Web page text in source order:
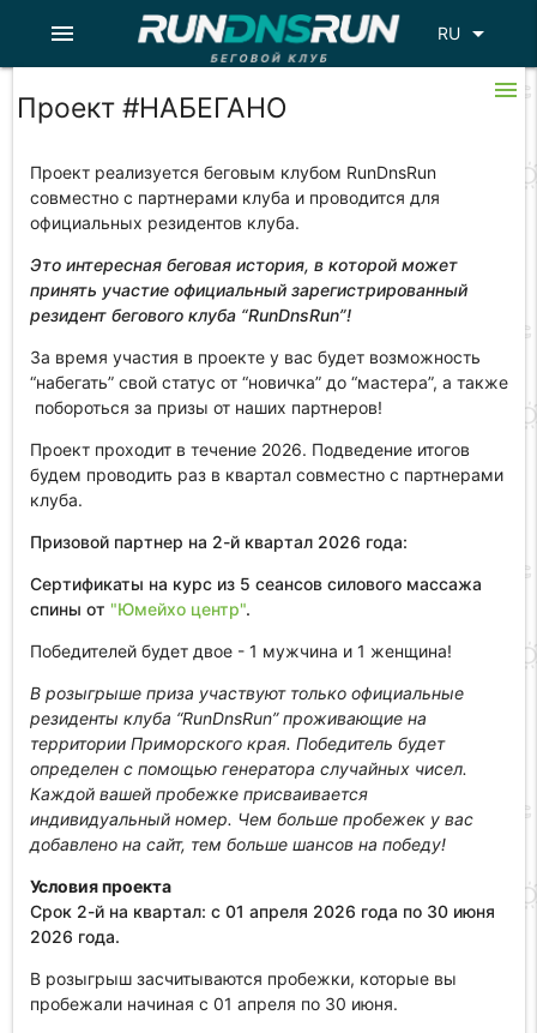
RU arrow_drop_down
menu
Проект #НАБЕГАНО
menu
Проект реализуется беговым клубом RunDnsRun
совместно с партнерами клуба и проводится для
официальных резидентов клуба.
Это интересная беговая история, в которой может
принять участие официальный зарегистрированный
резидент бегового клуба “RunDnsRun”!
За время участия в проекте у вас будет возможность
“набегать” свой статус от “новичка” до “мастера”, а также
побороться за призы от наших партнеров!
Проект проходит в течение 2026. Подведение итогов
будем проводить раз в квартал совместно с партнерами
клуба.
Призовой партнер на 2-й квартал 2026 года:
Сертификаты на курс из 5 сеансов силового массажа
спины от "Юмейхо центр".
Победителей будет двое - 1 мужчина и 1 женщина!
В розыгрыше приза участвуют только официальные
резиденты клуба “RunDnsRun” проживающие на
территории Приморского края. Победитель будет
определен с помощью генератора случайных чисел.
Каждой вашей пробежке присваивается
индивидуальный номер. Чем больше пробежек у вас
добавлено на сайт, тем больше шансов на победу!
Условия проекта
Срок 2-й на квартал: с 01 апреля 2026 года по 30 июня
2026 года.
В розыгрыш засчитываются пробежки, которые вы
пробежали начиная с 01 апреля по 30 июня.